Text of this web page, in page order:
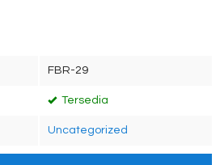
FBR-29
Tersedia
Uncategorized